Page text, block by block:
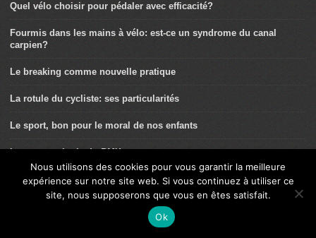
Quel vélo choisir pour pédaler avec efficacité?
Fourmis dans les mains à vélo: est-ce un syndrome du canal
carpien?
Le breaking comme nouvelle pratique
La rotule du cycliste: ses particularités
Le sport, bon pour le moral de nos enfants
La traumatologie du BMX
Recette des Carrés Céréales au chocolat
Nous utilisons des cookies pour vous garantir la meilleure
expérience sur notre site web. Si vous continuez à utiliser ce
site, nous supposerons que vous en êtes satisfait.
Ok